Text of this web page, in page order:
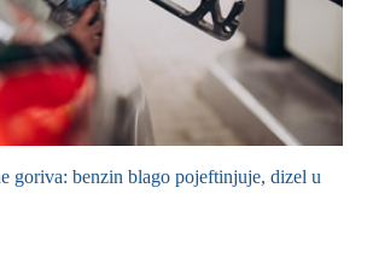
goriva: benzin blago pojeftinjuje, dizel u